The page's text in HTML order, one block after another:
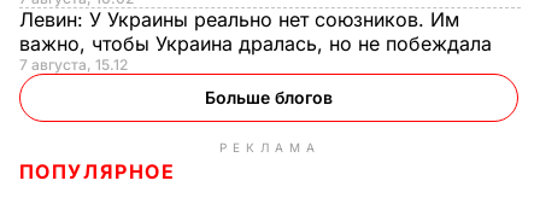
Левин: У Украины реально нет союзников. Им
важно, чтобы Украина дралась, но не побеждала
7 августа, 15.12
Больше блогов
РЕКЛАМА
ПОПУЛЯРНОЕ